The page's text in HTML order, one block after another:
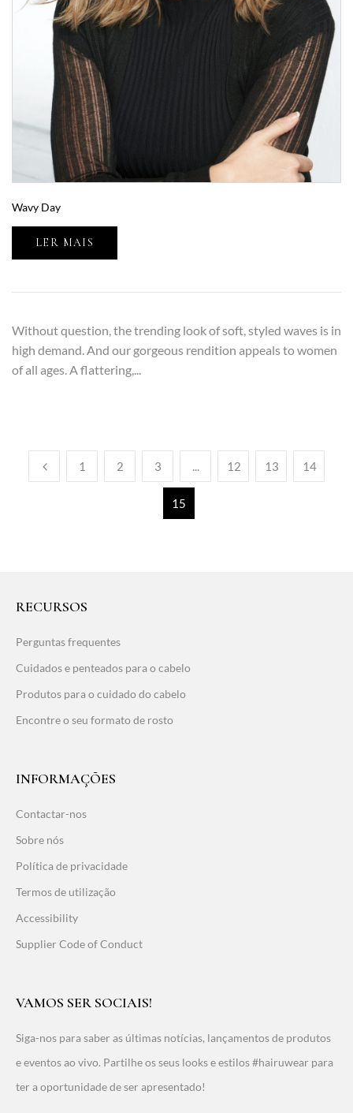
Wavy Day
LER MAIS
Without question, the trending look of soft, styled waves is in
high demand. And our gorgeous rendition appeals to women
of all ages. A flattering,...
1 2 3 ... 12 13 14
15
RECURSOS
Perguntas frequentes
Cuidados e penteados para o cabelo
Produtos para o cuidado do cabelo
Encontre o seu formato de rosto
INFORMAÇÕES
Contactar-nos
Sobre nós
Política de privacidade
Termos de utilização
Accessibility
Supplier Code of Conduct
VAMOS SER SOCIAIS!
Siga-nos para saber as últimas notícias, lançamentos de produtos
e eventos ao vivo. Partilhe os seus looks e estilos #hairuwear para
ter a oportunidade de ser apresentado!